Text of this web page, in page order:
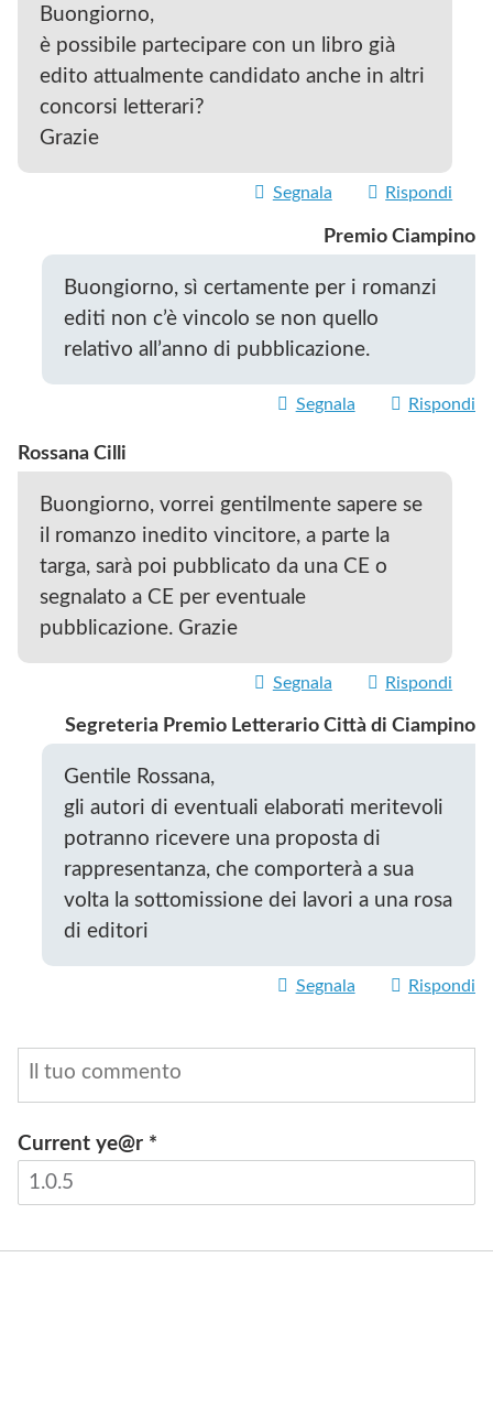
Buongiorno,
è possibile partecipare con un libro già
edito attualmente candidato anche in altri
concorsi letterari?
Grazie
Segnala Rispondi
Premio Ciampino
Buongiorno, sì certamente per i romanzi
editi non c’è vincolo se non quello
relativo all’anno di pubblicazione.
Segnala Rispondi
Rossana Cilli
Buongiorno, vorrei gentilmente sapere se
il romanzo inedito vincitore, a parte la
targa, sarà poi pubblicato da una CE o
segnalato a CE per eventuale
pubblicazione. Grazie
Segnala Rispondi
Segreteria Premio Letterario Città di Ciampino
Gentile Rossana,
gli autori di eventuali elaborati meritevoli
potranno ricevere una proposta di
rappresentanza, che comporterà a sua
volta la sottomissione dei lavori a una rosa
di editori
Segnala Rispondi
Current ye@r *